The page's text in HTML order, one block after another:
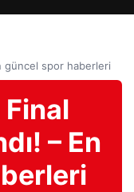
güncel spor haberleri
Final
– En